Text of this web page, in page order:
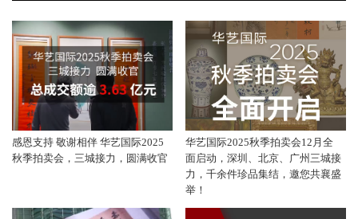
感恩支持 敬谢相伴 华艺国际2025
秋季拍卖会，三城接力，圆满收官
华艺国际2025秋季拍卖会12月全
面启动，深圳、北京、广州三城接
力，千余件珍品集结，邀您共襄盛
举！